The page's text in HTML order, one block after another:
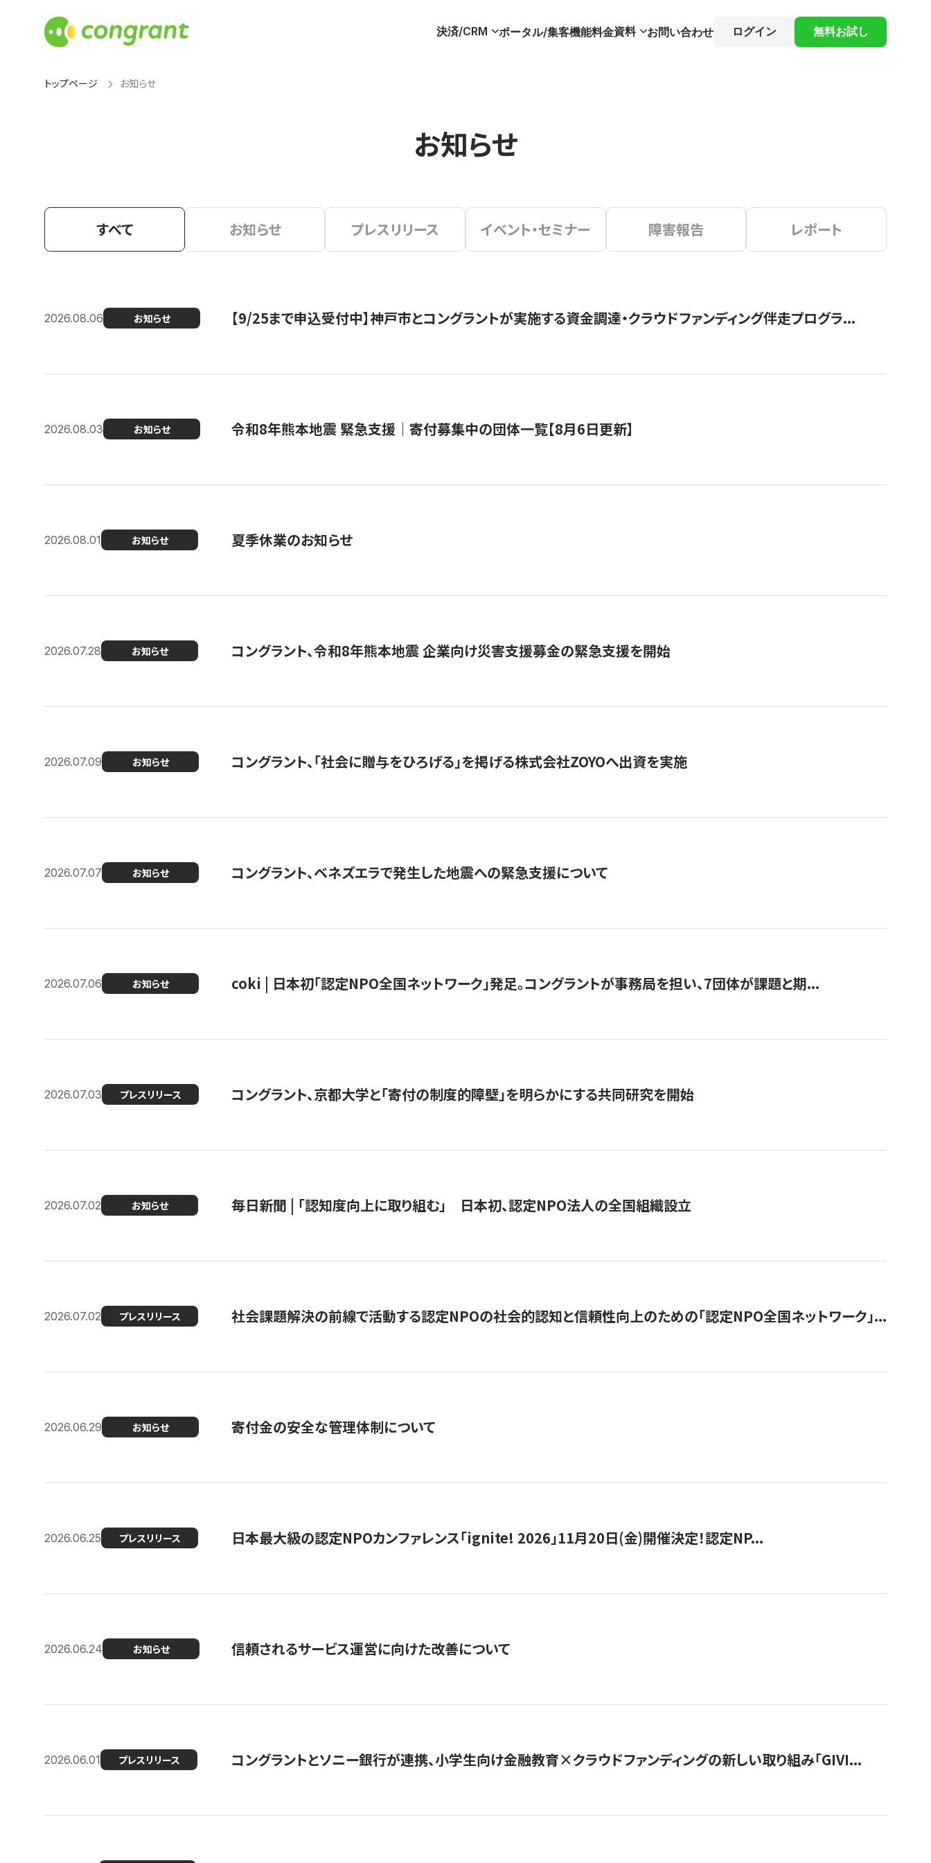
決済/CRM ポータル/集客機能料金資料 お問い合わせ ログイン 無料お試し
トップページ お知らせ
お知らせ
すべて お知らせ プレスリリース イベント・セミナー 障害報告 レポート
2026.08.06 お知らせ 【9/25まで申込受付中】神戸市とコングラントが実施する資金調達・クラウドファンディング伴走プログラ...
2026.08.03 お知らせ 令和8年熊本地震 緊急支援｜寄付募集中の団体一覧【8月6日更新】
2026.08.01 お知らせ 夏季休業のお知らせ
2026.07.28 お知らせ コングラント、令和8年熊本地震 企業向け災害支援募金の緊急支援を開始
2026.07.09 お知らせ コングラント、「社会に贈与をひろげる」を掲げる株式会社ZOYOへ出資を実施
2026.07.07 お知らせ コングラント、ベネズエラで発生した地震への緊急支援について
2026.07.06 お知らせ coki | 日本初「認定NPO全国ネットワーク」発足。コングラントが事務局を担い、7団体が課題と期...
2026.07.03 プレスリリース コングラント、京都大学と「寄付の制度的障壁」を明らかにする共同研究を開始
2026.07.02 お知らせ 毎日新聞 | 「認知度向上に取り組む」 日本初、認定NPO法人の全国組織設立
2026.07.02 プレスリリース 社会課題解決の前線で活動する認定NPOの社会的認知と信頼性向上のための「認定NPO全国ネットワーク」...
2026.06.29 お知らせ 寄付金の安全な管理体制について
2026.06.25 プレスリリース 日本最大級の認定NPOカンファレンス「ignite! 2026」11月20日(金)開催決定！認定NP...
2026.06.24 お知らせ 信頼されるサービス運営に向けた改善について
2026.06.01 プレスリリース コングラントとソニー銀行が連携、小学生向け金融教育×クラウドファンディングの新しい取り組み「GIVI...